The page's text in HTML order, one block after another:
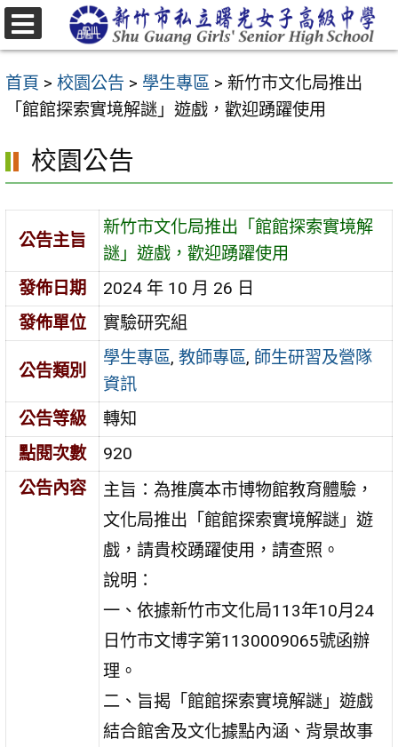
跳
至
要
區
首頁 > 校園公告 > 學生專區 > 新竹市文化局推出
「館館探索實境解謎」遊戲，歡迎踴躍使用
校園公告
公告主旨
新竹市文化局推出「館館探索實境解
謎」遊戲，歡迎踴躍使用
發佈日期
2024 年 10 月 26 日
發佈單位
實驗研究組
公告類別
學生專區,教師專區, 師生研習及營隊
資訊
公告等級
轉知
點閱次數
920
公告內容
主旨：為推廣本市博物館教育體驗，
文化局推出「館館探索實境解謎」遊
戲，請貴校踴躍使用，請查照。
說明：
一、依據新竹市文化局113年10月24
日竹市文博字第1130009065號函辦
理。
二、旨揭「館館探索實境解謎」遊戲
結合館舍及文化據點內涵、背景故事
選
單